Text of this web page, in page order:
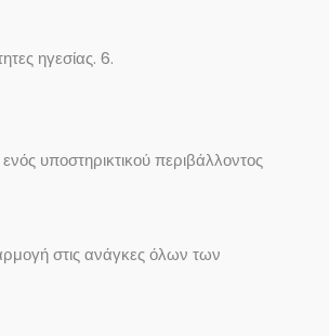
ηγεσίας. 6.
υποστηρικτικού περιβάλλοντος
στις ανάγκες όλων των